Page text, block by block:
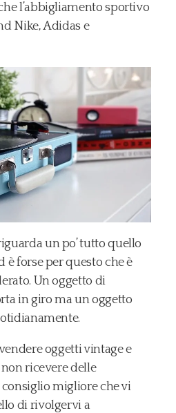
l’abbigliamento sportivo
Nike, Adidas e
un po’ tutto quello
è forse per questo che è
Un oggetto di
in giro ma un oggetto
oggetti vintage e
ricevere delle
migliore che vi
di rivolgervi a